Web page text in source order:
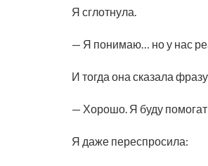
Я сглотнула.
— Я понимаю… но у нас
И тогда она сказала
— Хорошо. Я буду
Я даже переспросила: